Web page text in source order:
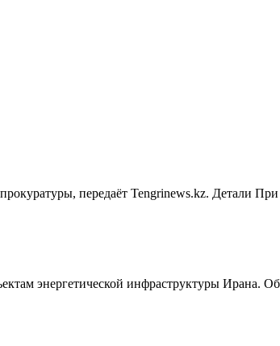
передаёт Tengrinews.kz. Детали
энергетической инфраструктуры Ирана.